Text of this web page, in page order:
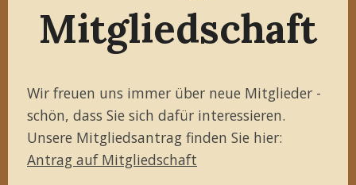
Mitgliedschaft
Wir freuen uns immer über neue Mitglieder -
schön, dass Sie sich dafür interessieren.
Unsere Mitgliedsantrag finden Sie hier:
Antrag auf Mitgliedschaft